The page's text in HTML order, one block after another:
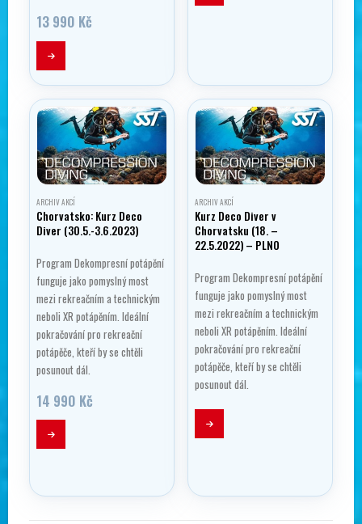
13 990 Kč
ARCHIV AKCÍ
Chorvatsko: Kurz Deco
Diver (30.5.-3.6.2023)
Program Dekompresní potápění
funguje jako pomyslný most
mezi rekreačním a technickým
neboli XR potápěním. Ideální
pokračování pro rekreační
potápěče, kteří by se chtěli
posunout dál.
14 990 Kč
ARCHIV AKCÍ
Kurz Deco Diver v
Chorvatsku (18. –
22.5.2022) – PLNO
Program Dekompresní potápění
funguje jako pomyslný most
mezi rekreačním a technickým
neboli XR potápěním. Ideální
pokračování pro rekreační
potápěče, kteří by se chtěli
posunout dál.